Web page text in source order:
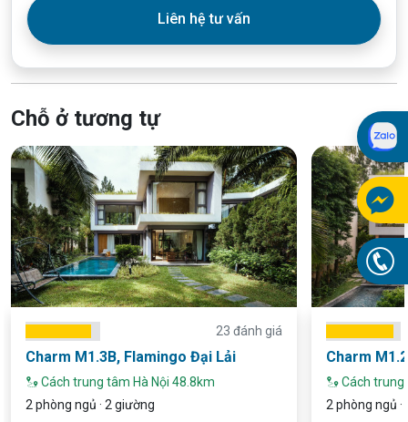
Liên hệ tư vấn
Chỗ ở tương tự
23 đánh giá
Charm M1.3B, Flamingo Đại Lải
Cách trung tâm Hà Nội 48.8km
2 phòng ngủ · 2 giường
Charm
Cách trung
2 phòng ngủ ·